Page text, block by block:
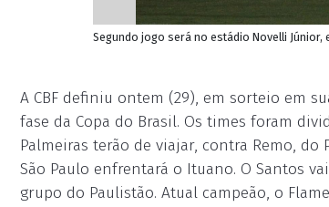
Segundo jogo será no estádio Novelli Júnior,
A CBF definiu ontem (29), em sorteio em
fase da Copa do Brasil. Os times foram
Palmeiras terão de viajar, contra Remo, do
São Paulo enfrentará o Ituano. O Santos
grupo do Paulistão. Atual campeão, o